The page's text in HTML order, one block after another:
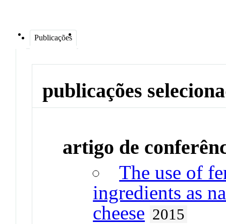
Publicações
publicações
artigo de
The use of
ingredients as
cheese 2015